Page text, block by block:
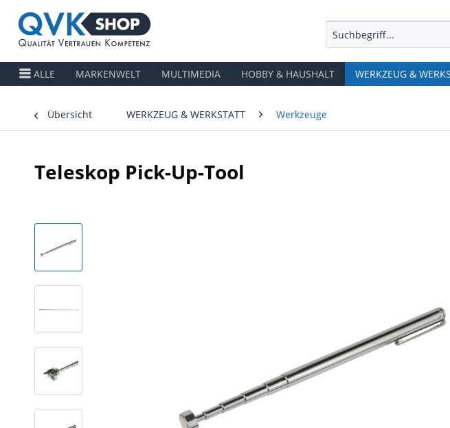
ALLE MARKENWELT MULTIMEDIA HOBBY & HAUSHALT WERKZEUG &
Übersicht WERKZEUG & WERKSTATT Werkzeuge
Teleskop Pick-Up-Tool